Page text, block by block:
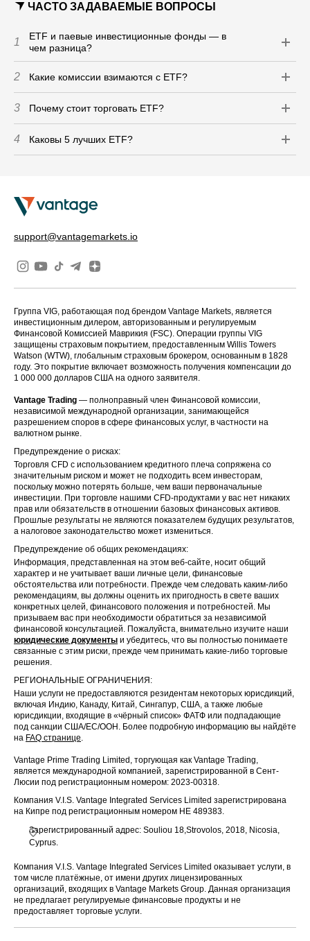
ЧАСТО ЗАДАВАЕМЫЕ ВОПРОСЫ
1
ETF и паевые инвестиционные фонды — в
чем разница?
2 Какие комиссии взимаются с ETF?
3 Почему стоит торговать ETF?
4 Каковы 5 лучших ETF?
support@vantagemarkets.io
Группа VIG, работающая под брендом Vantage Markets, является
инвестиционным дилером, авторизованным и регулируемым
Финансовой Комиссией Маврикия (FSC). Операции группы VIG
защищены страховым покрытием, предоставленным Willis Towers
Watson (WTW), глобальным страховым брокером, основанным в 1828
году. Это покрытие включает возможность получения компенсации до
1 000 000 долларов США на одного заявителя.
Vantage Trading — полноправный член Финансовой комиссии,
независимой международной организации, занимающейся
разрешением споров в сфере финансовых услуг, в частности на
валютном рынке.
Предупреждение о рисках:
Торговля CFD с использованием кредитного плеча сопряжена со
значительным риском и может не подходить всем инвесторам,
поскольку можно потерять больше, чем ваши первоначальные
инвестиции. При торговле нашими CFD-продуктами у вас нет никаких
прав или обязательств в отношении базовых финансовых активов.
Прошлые результаты не являются показателем будущих результатов,
а налоговое законодательство может измениться.
Предупреждение об общих рекомендациях:
Информация, представленная на этом веб-сайте, носит общий
характер и не учитывает ваши личные цели, финансовые
обстоятельства или потребности. Прежде чем следовать каким-либо
рекомендациям, вы должны оценить их пригодность в свете ваших
конкретных целей, финансового положения и потребностей. Мы
призываем вас при необходимости обратиться за независимой
финансовой консультацией. Пожалуйста, внимательно изучите наши
юридические документы и убедитесь, что вы полностью понимаете
связанные с этим риски, прежде чем принимать какие-либо торговые
решения.
РЕГИОНАЛЬНЫЕ ОГРАНИЧЕНИЯ:
Наши услуги не предоставляются резидентам некоторых юрисдикций,
включая Индию, Канаду, Китай, Сингапур, США, а также любые
юрисдикции, входящие в «чёрный список» ФАТФ или подпадающие
под санкции США/ЕС/ООН. Более подробную информацию вы найдёте
на FAQ странице.
Vantage Prime Trading Limited, торгующая как Vantage Trading,
является международной компанией, зарегистрированной в Сент-
Люсии под регистрационным номером: 2023-00318.
Компания V.I.S. Vantage Integrated Services Limited зарегистрирована
на Кипре под регистрационным номером HE 489383.
Зарегистрированный адрес: Souliou 18,Strovolos, 2018, Nicosia,
Cyprus.
Компания V.I.S. Vantage Integrated Services Limited оказывает услуги, в
том числе платёжные, от имени других лицензированных
организаций, входящих в Vantage Markets Group. Данная организация
не предлагает регулируемые финансовые продукты и не
предоставляет торговые услуги.